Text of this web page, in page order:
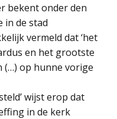
bekent onder den
in de stad
vermeld dat ‘het
en het grootste
(…) op hunne vorige
wijst erop dat
in de kerk